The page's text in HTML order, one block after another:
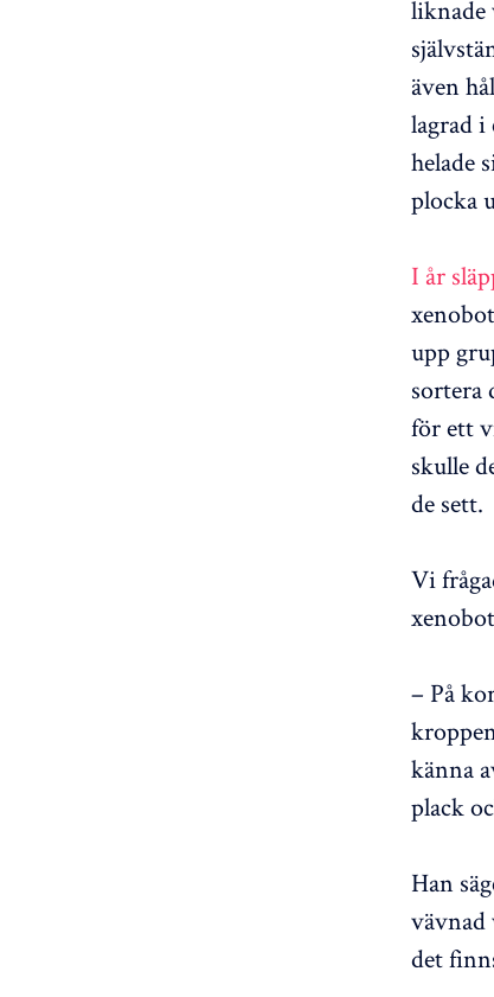
liknade
även
lagrad i
helade
plocka
I år
upp
sortera
för ett
skulle
de sett.
Vi
– På
känna
plack
Han
vävnad
det